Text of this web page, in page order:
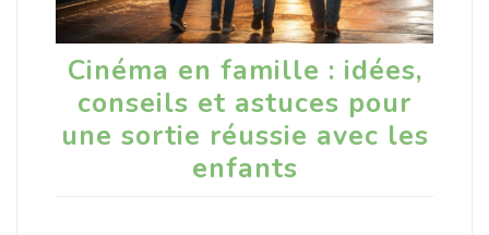
Cinéma en famille : idées,
conseils et astuces pour
une sortie réussie avec les
enfants